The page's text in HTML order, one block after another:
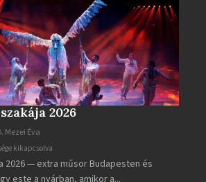
2026
Mezei Éva
kikapcsolva
2026 — extra műsor Budapesten és